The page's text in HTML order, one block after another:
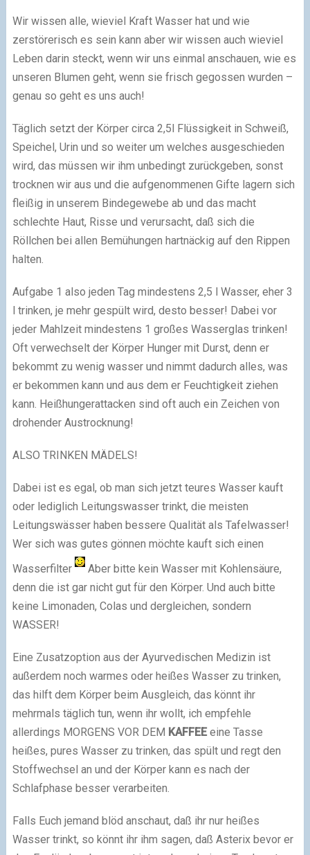
Wir wissen alle, wieviel Kraft Wasser hat und wie
zerstörerisch es sein kann aber wir wissen auch wieviel
Leben darin steckt, wenn wir uns einmal anschauen, wie es
unseren Blumen geht, wenn sie frisch gegossen wurden –
genau so geht es uns auch!
Täglich setzt der Körper circa 2,5l Flüssigkeit in Schweiß,
Speichel, Urin und so weiter um welches ausgeschieden
wird, das müssen wir ihm unbedingt zurückgeben, sonst
trocknen wir aus und die aufgenommenen Gifte lagern sich
fleißig in unserem Bindegewebe ab und das macht
schlechte Haut, Risse und verursacht, daß sich die
Röllchen bei allen Bemühungen hartnäckig auf den Rippen
halten.
Aufgabe 1 also jeden Tag mindestens 2,5 l Wasser, eher 3
l trinken, je mehr gespült wird, desto besser! Dabei vor
jeder Mahlzeit mindestens 1 großes Wasserglas trinken!
Oft verwechselt der Körper Hunger mit Durst, denn er
bekommt zu wenig wasser und nimmt dadurch alles, was
er bekommen kann und aus dem er Feuchtigkeit ziehen
kann. Heißhungerattacken sind oft auch ein Zeichen von
drohender Austrocknung!
ALSO TRINKEN MÄDELS!
Dabei ist es egal, ob man sich jetzt teures Wasser kauft
oder lediglich Leitungswasser trinkt, die meisten
Leitungswässer haben bessere Qualität als Tafelwasser!
Wer sich was gutes gönnen möchte kauft sich einen
Wasserfilter
Aber bitte kein Wasser mit Kohlensäure,
denn die ist gar nicht gut für den Körper. Und auch bitte
keine Limonaden, Colas und dergleichen, sondern
WASSER!
Eine Zusatzoption aus der Ayurvedischen Medizin ist
außerdem noch warmes oder heißes Wasser zu trinken,
das hilft dem Körper beim Ausgleich, das könnt ihr
mehrmals täglich tun, wenn ihr wollt, ich empfehle
allerdings MORGENS VOR DEM KAFFEEeine Tasse
heißes, pures Wasser zu trinken, das spült und regt den
Stoffwechsel an und der Körper kann es nach der
Schlafphase besser verarbeiten.
Falls Euch jemand blöd anschaut, daß ihr nur heißes
Wasser trinkt, so könnt ihr ihm sagen, daß Asterix bevor er